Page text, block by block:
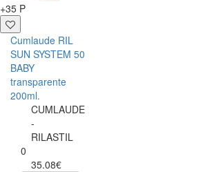
+35 P
Cumlaude RIL
SUN SYSTEM 50
BABY
transparente
200ml.
CUMLAUDE
-
RILASTIL
0
35.08€